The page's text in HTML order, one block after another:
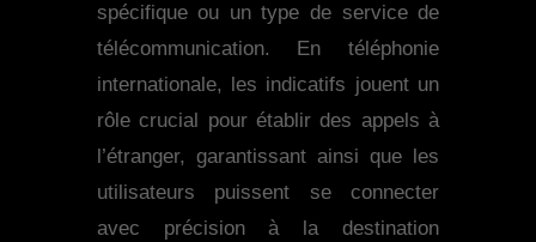
spécifique ou un type de service de
télécommunication. En téléphonie
internationale, les indicatifs jouent un
rôle crucial pour établir des appels à
l’étranger, garantissant ainsi que les
utilisateurs puissent se connecter
avec précision à la destination